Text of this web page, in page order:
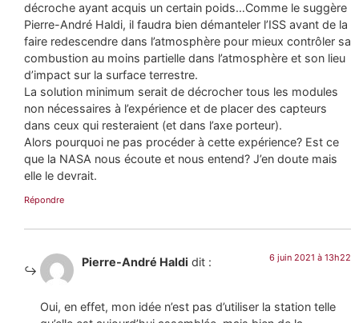
décroche ayant acquis un certain poids…Comme le suggère
Pierre-André Haldi, il faudra bien démanteler l’ISS avant de la
faire redescendre dans l’atmosphère pour mieux contrôler sa
combustion au moins partielle dans l’atmosphère et son lieu
d’impact sur la surface terrestre.
La solution minimum serait de décrocher tous les modules
non nécessaires à l’expérience et de placer des capteurs
dans ceux qui resteraient (et dans l’axe porteur).
Alors pourquoi ne pas procéder à cette expérience? Est ce
que la NASA nous écoute et nous entend? J’en doute mais
elle le devrait.
Répondre
Pierre-André Haldi dit : 6 juin 2021 à 13h22
Oui, en effet, mon idée n’est pas d’utiliser la station telle